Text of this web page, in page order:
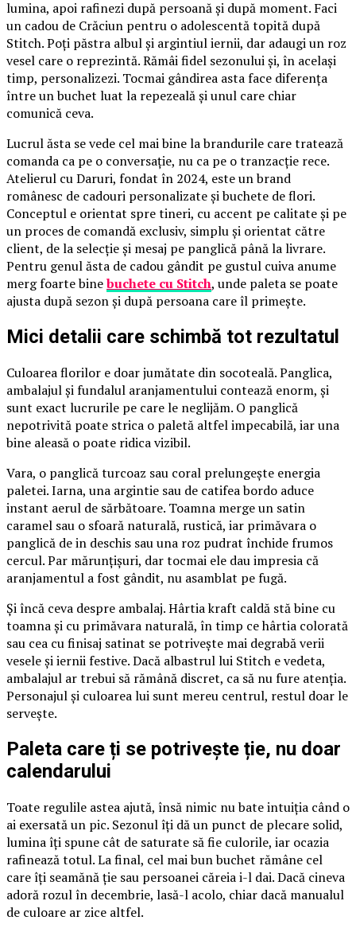
lumina, apoi rafinezi după persoană și după moment. Faci
un cadou de Crăciun pentru o adolescentă topită după
Stitch. Poți păstra albul și argintiul iernii, dar adaugi un roz
vesel care o reprezintă. Rămâi fidel sezonului și, în același
timp, personalizezi. Tocmai gândirea asta face diferența
între un buchet luat la repezeală și unul care chiar
comunică ceva.
Lucrul ăsta se vede cel mai bine la brandurile care tratează
comanda ca pe o conversație, nu ca pe o tranzacție rece.
Atelierul cu Daruri, fondat în 2024, este un brand
românesc de cadouri personalizate și buchete de flori.
Conceptul e orientat spre tineri, cu accent pe calitate și pe
un proces de comandă exclusiv, simplu și orientat către
client, de la selecție și mesaj pe panglică până la livrare.
Pentru genul ăsta de cadou gândit pe gustul cuiva anume
merg foarte binebuchete cu Stitch, unde paleta se poate
ajusta după sezon și după persoana care îl primește.
Mici detalii care schimbă tot rezultatul
Culoarea florilor e doar jumătate din socoteală. Panglica,
ambalajul și fundalul aranjamentului contează enorm, și
sunt exact lucrurile pe care le neglijăm. O panglică
nepotrivită poate strica o paletă altfel impecabilă, iar una
bine aleasă o poate ridica vizibil.
Vara, o panglică turcoaz sau coral prelungește energia
paletei. Iarna, una argintie sau de catifea bordo aduce
instant aerul de sărbătoare. Toamna merge un satin
caramel sau o sfoară naturală, rustică, iar primăvara o
panglică de in deschis sau una roz pudrat închide frumos
cercul. Par mărunțișuri, dar tocmai ele dau impresia că
aranjamentul a fost gândit, nu asamblat pe fugă.
Și încă ceva despre ambalaj. Hârtia kraft caldă stă bine cu
toamna și cu primăvara naturală, în timp ce hârtia colorată
sau cea cu finisaj satinat se potrivește mai degrabă verii
vesele și iernii festive. Dacă albastrul lui Stitch e vedeta,
ambalajul ar trebui să rămână discret, ca să nu fure atenția.
Personajul și culoarea lui sunt mereu centrul, restul doar le
servește.
Paleta care ți se potrivește ție, nu doar
calendarului
Toate regulile astea ajută, însă nimic nu bate intuiția când o
ai exersată un pic. Sezonul îți dă un punct de plecare solid,
lumina îți spune cât de saturate să fie culorile, iar ocazia
rafinează totul. La final, cel mai bun buchet rămâne cel
care îți seamănă ție sau persoanei căreia i-l dai. Dacă cineva
adoră rozul în decembrie, lasă-l acolo, chiar dacă manualul
de culoare ar zice altfel.